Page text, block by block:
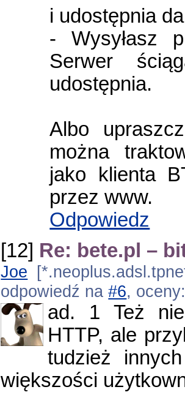
i udostępnia
- Wysyłasz
Serwer
udostępnia.
Albo
można
jako klienta
przez www.
Odpowiedz
[12] Re: bete.pl –
Joe
odpowiedź na#6,
ad. 1 Też
HTTP, ale
tudzież
większości